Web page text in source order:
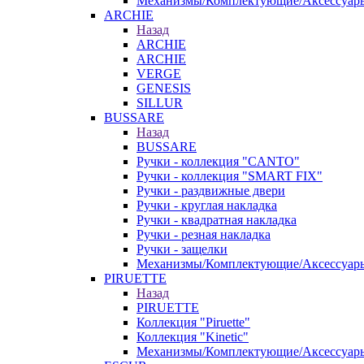
ARCHIE
Назад
ARCHIE
ARCHIE
VERGE
GENESIS
SILLUR
BUSSARE
Назад
BUSSARE
Ручки - коллекция "CANTO"
Ручки - коллекция "SMART FIX"
Ручки - раздвижные двери
Ручки - круглая накладка
Ручки - квадратная накладка
Ручки - резная накладка
Ручки - защелки
Механизмы/Комплектующие/
PIRUETTE
Назад
PIRUETTE
Коллекция "Piruette"
Коллекция "Kinetic"
Механизмы/Комплектующие/